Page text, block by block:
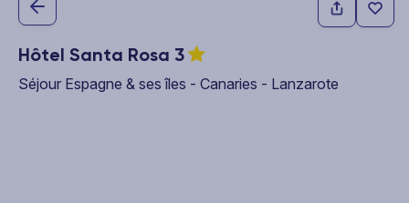
Hôtel Santa Rosa 3
Séjour Espagne & ses îles - Canaries - Lanzarote